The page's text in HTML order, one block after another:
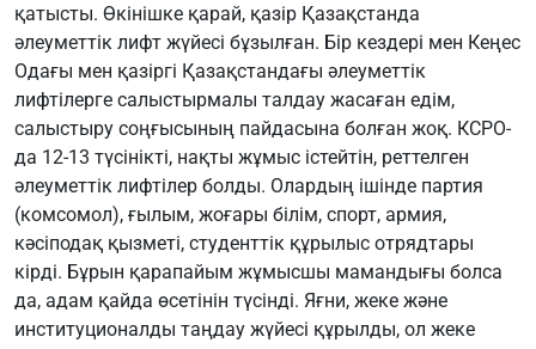
қатысты. Өкінішке қарай, қазір Қазақстанда
әлеуметтік лифт жүйесі бұзылған. Бір кездері мен Кеңес
Одағы мен қазіргі Қазақстандағы әлеуметтік
лифтілерге салыстырмалы талдау жасаған едім,
салыстыру соңғысының пайдасына болған жоқ. КСРО-
да 12-13 түсінікті, нақты жұмыс істейтін, реттелген
әлеуметтік лифтілер болды. Олардың ішінде партия
(комсомол), ғылым, жоғары білім, спорт, армия,
кәсіподақ қызметі, студенттік құрылыс отрядтары
кірді. Бұрын қарапайым жұмысшы мамандығы болса
да, адам қайда өсетінін түсінді. Яғни, жеке және
институционалды таңдау жүйесі құрылды, ол жеке